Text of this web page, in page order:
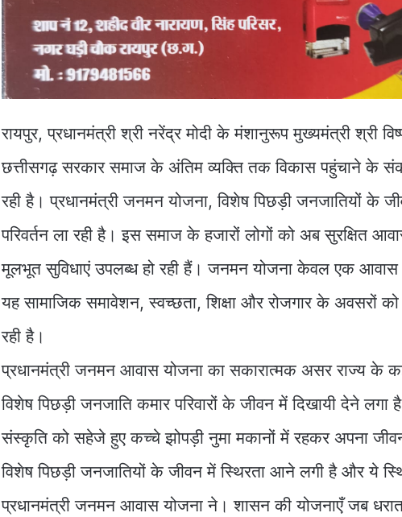
रायपुर, प्रधानमंत्री श्री नरेंद्र मोदी के मंशानुरूप मुख्यमंत्री श्री
छत्तीसगढ़ सरकार समाज के अंतिम व्यक्ति तक विकास पहुंचाने के
रही है। प्रधानमंत्री जनमन योजना, विशेष पिछड़ी जनजातियों के
परिवर्तन ला रही है। इस समाज के हजारों लोगों को अब सुरक्षित
मूलभूत सुविधाएं उपलब्ध हो रही हैं। जनमन योजना केवल एक आवास
यह सामाजिक समावेशन, स्वच्छता, शिक्षा और रोजगार के अवसरों
रही है।
प्रधानमंत्री जनमन आवास योजना का सकारात्मक असर राज्य के
विशेष पिछड़ी जनजाति कमार परिवारों के जीवन में दिखायी देने
संस्कृति को सहेजे हुए कच्चे झोपड़ी नुमा मकानों में रहकर अपना
विशेष पिछड़ी जनजातियों के जीवन में स्थिरता आने लगी है और ये
प्रधानमंत्री जनमन आवास योजना ने। शासन की योजनाएँ जब